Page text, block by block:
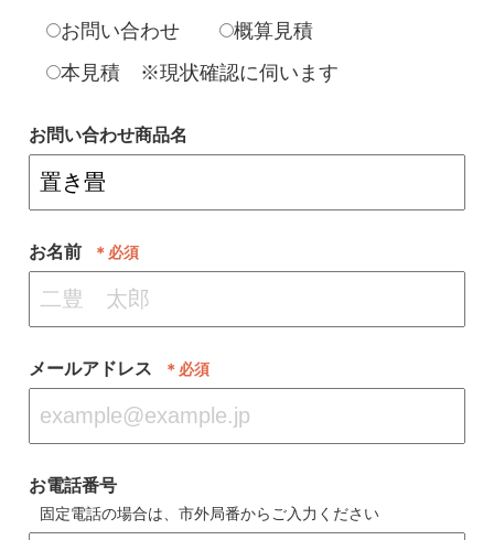
お問い合わせ
概算見積
本見積 ※現状確認に伺います
お問い合わせ商品名
お名前 ＊必須
メールアドレス ＊必須
お電話番号
固定電話の場合は、市外局番からご入力ください